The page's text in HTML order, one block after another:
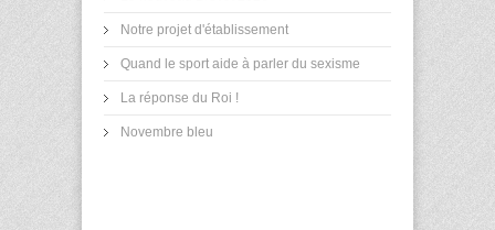
Notre projet d'établissement
Quand le sport aide à parler du sexisme
La réponse du Roi !
Novembre bleu